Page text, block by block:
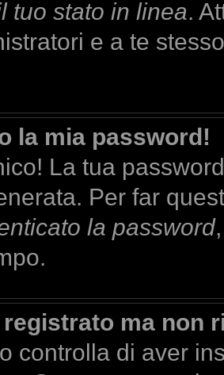
tuo stato in linea.
e a te
la mia password!
La tua
Per far
la password
registrato ma non
controlla di aver